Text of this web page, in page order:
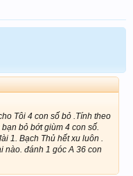
Tôi 4 con số bỏ .Tính theo
bỏ bớt giùm 4 con số.
1. Bạch Thủ hết xu luôn .
nào. đánh 1 góc A 36 con